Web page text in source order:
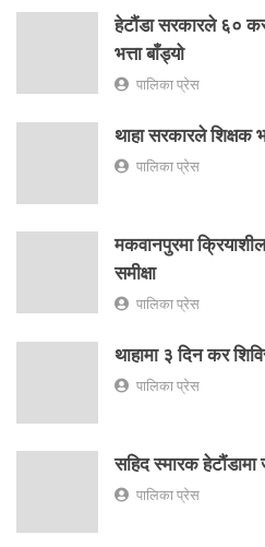
हेटौंडा सरकारले ६०
भत्ता बाँड्यो
पालिका प्रेस
थाहा सरकारले शिक्षक
पालिका प्रेस
मकवानपुरमा
समीक्षा
पालिका प्रेस
थाहामा ३ दिन कर
पालिका प्रेस
सहिद स्मारक
पालिका प्रेस